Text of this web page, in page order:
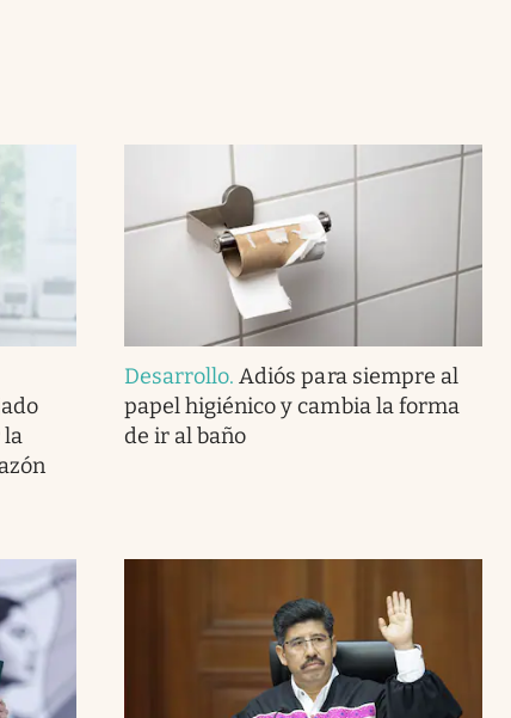
la
Desarrollo.Adiós para siempre al
papel higiénico y cambia la forma
de ir al baño